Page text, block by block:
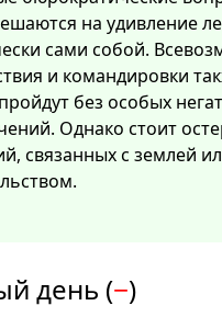
на удивление
сами собой.
и командировки
без особых
Однако стоит
связанных с землей
день (−)